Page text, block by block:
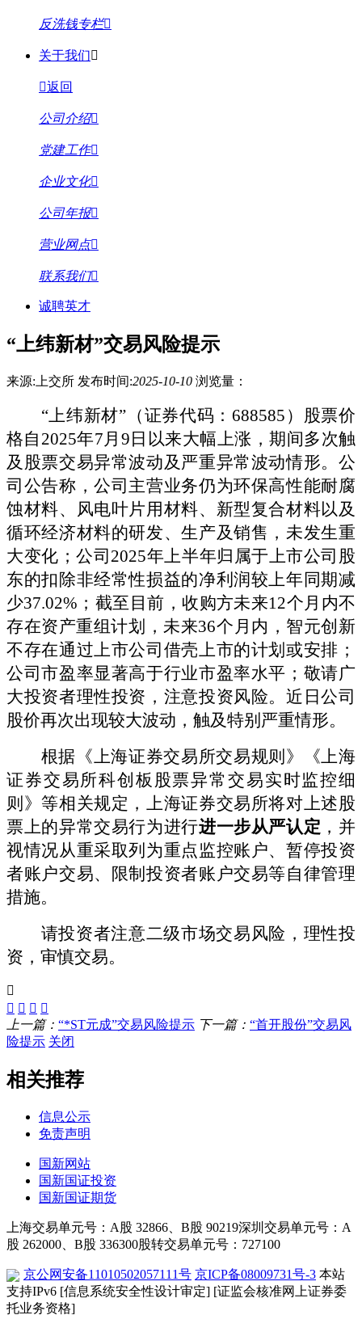
反洗钱专栏
关于我们
返回
公司介绍
党建工作
企业文化
公司年报
营业网点
联系我们
诚聘英才
“上纬新材”交易风险提示
来源:上交所 发布时间:2025-10-10 浏览量：
“上纬新材”（证券代码： 688585 ）股票价
格自 2025年7月9日以来大幅上涨，期间多次触
及股票交易异常波动及严重异常波动情形。公
司公告称，公司主营业务仍为环保高性能耐腐
蚀材料、风电叶片用材料、新型复合材料以及
循环经济材料的研发、生产及销售，未发生重
大变化；公司2025年上半年归属于上市公司股
东的扣除非经常性损益的净利润较上年同期减
少37.02%；截至目前，收购方未来12个月内不
存在资产重组计划，未来36个月内，智元创新
不存在通过上市公司借壳上市的计划或安排；
公司市盈率显著高于行业市盈率水平；敬请广
大投资者理性投资，注意投资风险。近日公司
股价再次出现较大波动，触及特别严重情形。
根据《上海证券交易所交易规则》《上海
证券交易所科创板股票异常交易实时监控细
则》等相关规定，上海证券交易所将对上述股
票上的异常交易行为进行进一步从严认定 ，并
视情况从重采取列为重点监控账户、暂停投资
者账户交易、限制投资者账户交易等自律管理
措施。
请投资者注意二级市场交易风险，理性投
资，审慎交易。
上一篇： “*ST元成”交易风险提示 下一篇： “首开股份”交易风
险提示 关闭
相关推荐
信息公示
免责声明
国新网站
国新国证投资
国新国证期货
上海交易单元号：A股 32866、B股 90219深圳交易单元号：A
股 262000、B股 336300股转交易单元号：727100
京公网安备11010502057111号 京ICP备08009731号-3 本站
支持IPv6 [信息系统安全性设计审定] [证监会核准网上证券委
托业务资格]